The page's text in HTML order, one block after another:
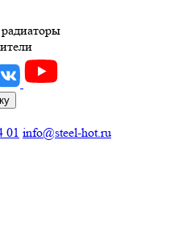
01 info@steel-hot.ru